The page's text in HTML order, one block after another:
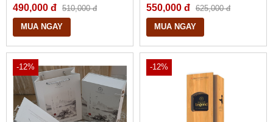
340GRAM
490,000 đ 510,000 đ
MUA NGAY
550,000 đ 625,000 đ
MUA NGAY
-12% -12%